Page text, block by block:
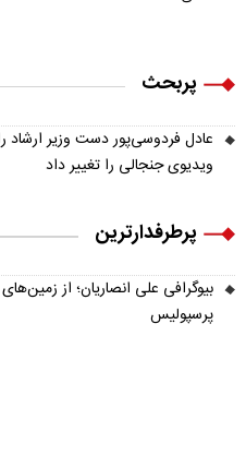
پربحث
عادل فردوسی‌پور دست وزیر ارشاد
ویدیوی جنجالی را تغییر داد
پرطرفدارترین
بیوگرافی علی انصاریان؛ از
پرسپولیس